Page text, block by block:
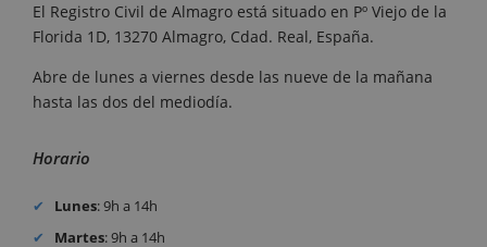
El Registro Civil de Almagro está situado en Pº Viejo de la
Florida 1D, 13270 Almagro, Cdad. Real, España.
Abre de lunes a viernes desde las nueve de la mañana
hasta las dos del mediodía.
Horario
Lunes: 9h a 14h
Martes: 9h a 14h